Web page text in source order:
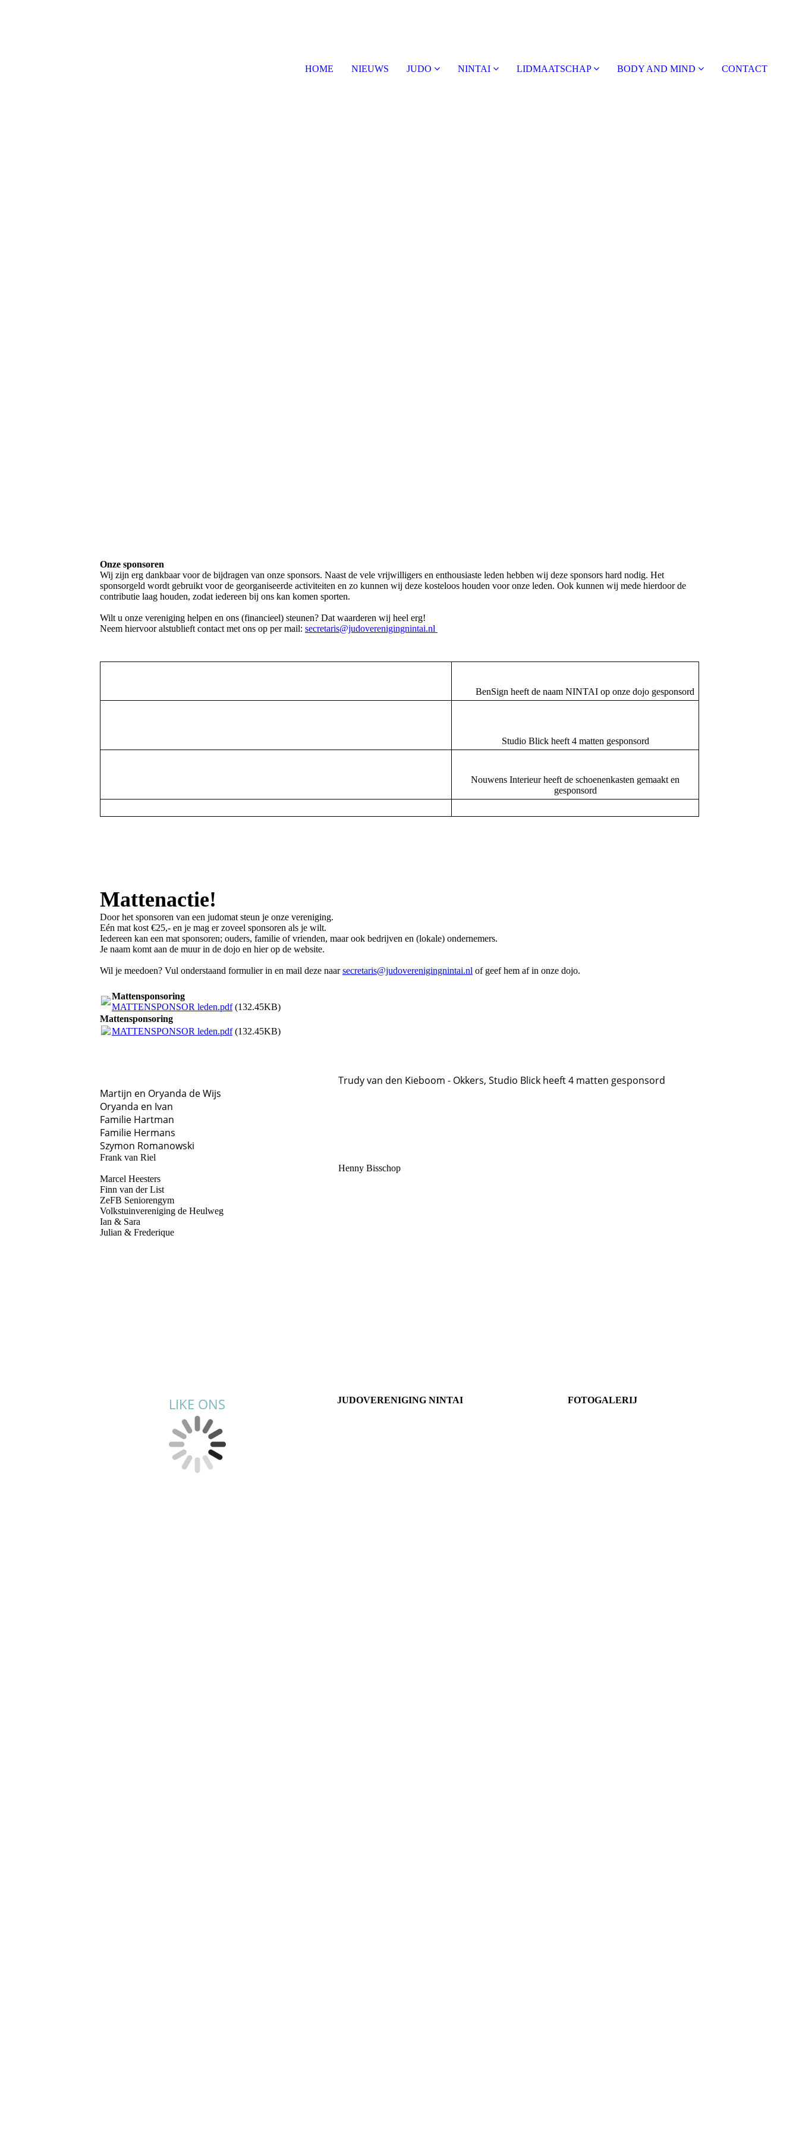
HOME NIEUWS JUDO NINTAI LIDMAATSCHAP BODY AND MIND CONTACT
Onze sponsoren
Wij zijn erg dankbaar voor de bijdragen van onze sponsors. Naast de vele vrijwilligers en enthousiaste leden hebben wij deze sponsors hard nodig. Het
sponsorgeld wordt gebruikt voor de georganiseerde activiteiten en zo kunnen wij deze kosteloos houden voor onze leden. Ook kunnen wij mede hierdoor de
contributie laag houden, zodat iedereen bij ons kan komen sporten.
Wilt u onze vereniging helpen en ons (financieel) steunen? Dat waarderen wij heel erg!
Neem hiervoor alstublieft contact met ons op per mail: secretaris@judoverenigingnintai.nl
BenSign heeft de naam NINTAI op onze dojo gesponsord
Studio Blick heeft 4 matten gesponsord
Nouwens Interieur heeft de schoenenkasten gemaakt en
gesponsord
Mattenactie!
Door het sponsoren van een judomat steun je onze vereniging.
Eén mat kost €25,- en je mag er zoveel sponsoren als je wilt.
Iedereen kan een mat sponsoren; ouders, familie of vrienden, maar ook bedrijven en (lokale) ondernemers.
Je naam komt aan de muur in de dojo en hier op de website.
Wil je meedoen? Vul onderstaand formulier in en mail deze naarsecretaris@judoverenigingnintai.nl of geef hem af in onze dojo.
Mattensponsoring
MATTENSPONSOR leden.pdf(132.45KB)
Mattensponsoring
MATTENSPONSOR leden.pdf(132.45KB)
Trudy van den Kieboom - Okkers, Studio Blick heeft 4 matten gesponsord
Martijn en Oryanda de Wijs
Oryanda en Ivan
Familie Hartman
Familie Hermans
Szymon Romanowski
Frank van Riel
Henny Bisschop
Marcel Heesters
Finn van der List
ZeFB Seniorengym
Volkstuinvereniging de Heulweg
Ian & Sara
Julian & Frederique
LIKE ONS
JUDOVERENIGING NINTAI
FOTOGALERIJ